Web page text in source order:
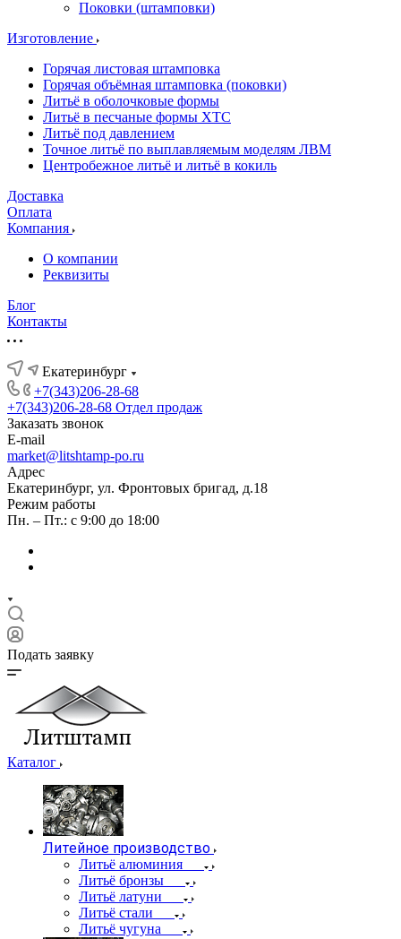
Поковки (штамповки)
Изготовление
Горячая листовая штамповка
Горячая объёмная штамповка (поковки)
Литьё в оболочковые формы
Литьё в песчаные формы ХТС
Литьё под давлением
Точное литьё по выплавляемым моделям ЛВМ
Центробежное литьё и литьё в кокиль
Доставка
Оплата
Компания
О компании
Реквизиты
Блог
Контакты
Екатеринбург
+7(343)206-28-68
+7(343)206-28-68 Отдел продаж
Заказать звонок
E-mail
market@litshtamp-po.ru
Адрес
Екатеринбург, ул. Фронтовых бригад, д.18
Режим работы
Пн. – Пт.: с 9:00 до 18:00
Подать заявку
Каталог
Литейное производство
Литьё алюминия
Литьё бронзы
Литьё латуни
Литьё стали
Литьё чугуна